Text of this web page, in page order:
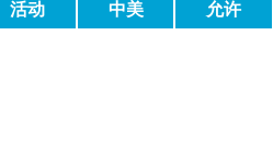
机
活动 中美 允许